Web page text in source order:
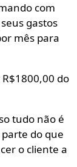
com
gastos
mês para
do
tudo não é
do que
o cliente a